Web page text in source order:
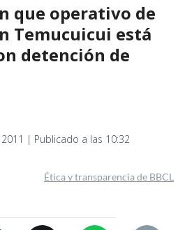
que operativo de
Temucuicui está
detención de
| Publicado a las 10:32
Ética y transparencia de BBCL